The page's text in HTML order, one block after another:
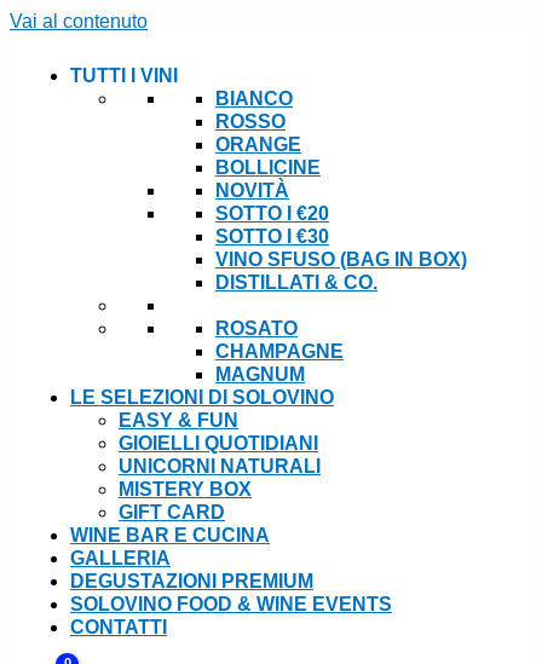
Vai al contenuto
TUTTI I VINI
BIANCO
ROSSO
ORANGE
BOLLICINE
NOVITÀ
SOTTO I €20
SOTTO I €30
VINO SFUSO (BAG IN BOX)
DISTILLATI & CO.
ROSATO
CHAMPAGNE
MAGNUM
LE SELEZIONI DI SOLOVINO
EASY & FUN
GIOIELLI QUOTIDIANI
UNICORNI NATURALI
MISTERY BOX
GIFT CARD
WINE BAR E CUCINA
GALLERIA
DEGUSTAZIONI PREMIUM
SOLOVINO FOOD & WINE EVENTS
CONTATTI